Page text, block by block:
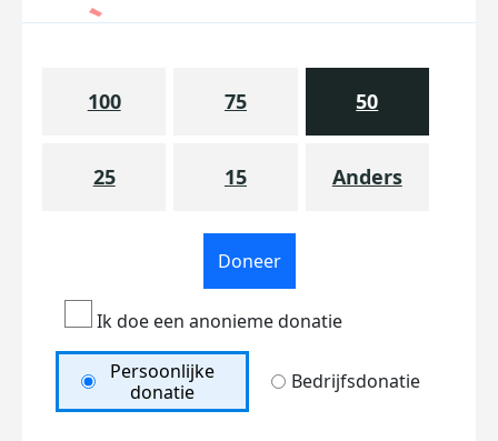
100 75 50
25 15 Anders
Doneer
Ik doe een anonieme donatie
Persoonlijke
donatie
Bedrijfsdonatie